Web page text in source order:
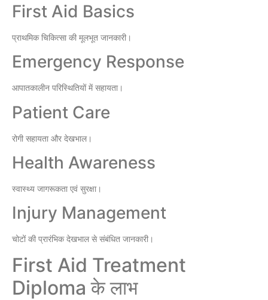
First Aid Basics
प्राथमिक चिकित्सा की मूलभूत जानकारी।
Emergency Response
आपातकालीन परिस्थितियों में सहायता।
Patient Care
रोगी सहायता और देखभाल।
Health Awareness
स्वास्थ्य जागरूकता एवं सुरक्षा।
Injury Management
चोटों की प्रारंभिक देखभाल से संबंधित जानकारी।
First Aid Treatment
Diploma के लाभ